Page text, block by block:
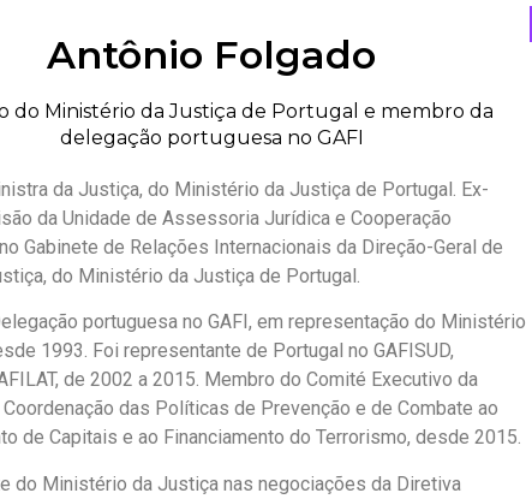
Antônio Folgado
do Ministério da Justiça de Portugal e membro da
delegação portuguesa no GAFI
da Justiça, do Ministério da Justiça de Portugal. Ex-
da Unidade de Assessoria Jurídica e Cooperação
Gabinete de Relações Internacionais da Direção-Geral de
do Ministério da Justiça de Portugal.
portuguesa no GAFI, em representação do Ministério
1993. Foi representante de Portugal no GAFISUD,
de 2002 a 2015. Membro do Comité Executivo da
das Políticas de Prevenção e de Combate ao
de Capitais e ao Financiamento do Terrorismo, desde 2015.
do Ministério da Justiça nas negociações da Diretiva